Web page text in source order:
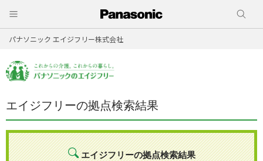
パナソニック エイジフリー株式会社
エイジフリーの拠点検索結果
エイジフリーの拠点検索結果